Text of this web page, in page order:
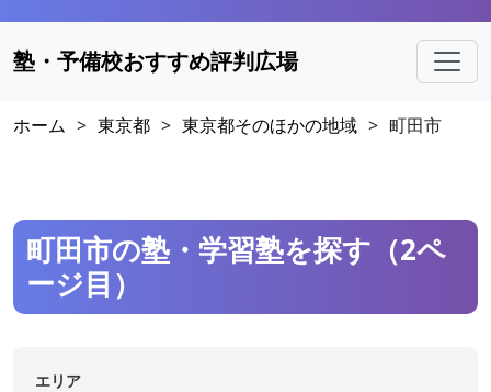
塾・予備校おすすめ評判広場
ホーム > 東京都 > 東京都そのほかの地域 > 町田市
町田市の塾・学習塾を探す（2ペ
ージ目）
エリア